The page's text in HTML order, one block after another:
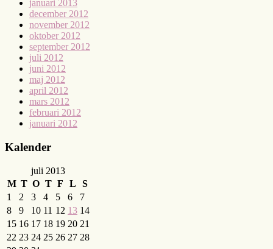
januari 2013
december 2012
november 2012
oktober 2012
september 2012
juli 2012
juni 2012
maj 2012
april 2012
mars 2012
februari 2012
januari 2012
Kalender
juli 2013
M T O T F L
S
1
2 3 4 5 6
7
8
9 10 11 12 13 14
15 16 17 18 19 20 21
22 23 24 25 26 27 28